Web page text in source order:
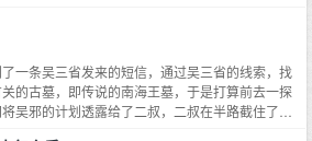
个月。
一条吴三省发来的短信，通过吴三省的线索，找
的古墓，即传说的南海王墓，于是打算前去一探
吴邪的计划透露给了二叔，二叔在半路截住了吴